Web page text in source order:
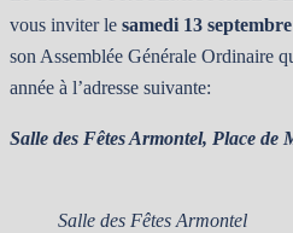
vous inviter le samedi 13
son Assemblée Générale Ordinaire
année à l’adresse suivante:
Salle des Fêtes Armontel, Place de
Salle des Fêtes Armontel